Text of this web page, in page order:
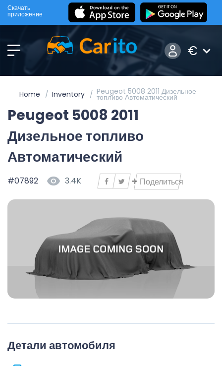
Скачать
приложение
€
Home Inventory Peugeot 5008 2011 Дизельное
топливо Автоматический
Peugeot 5008 2011
Дизельное топливо
Автоматический
#07892 3.4K Поделиться
Детали автомобиля